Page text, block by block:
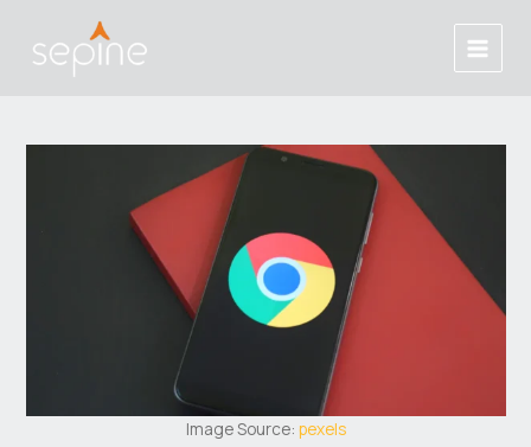
content
Main
Menu
Image Source: pexels
navigation